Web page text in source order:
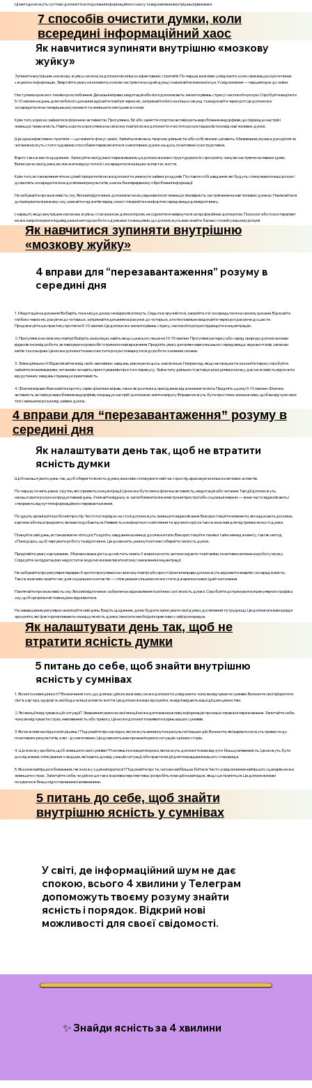
Ці методи можуть суттєво допомогти в подоланні інформаційного хаосу та відновленні внутрішньої рівноваги.
7 способів очистити думки, коли
всередині інформаційний хаос
Як навчитися зупиняти внутрішню «мозкову
жуйку»
Зупинити внутрішню «мозкову жуйку» можна за допомогою кількох ефективних стратегій. По-перше, важливо усвідомити, коли саме ваш розум починає
«жувати» інформацію. Звертайте увагу на моменти, коли ви застряєте на одній думці, і намагайтеся визнати це. Усвідомлення — перший крок до зміни.
Наступним кроком є техніки розслаблення. Дихальні вправи, медитація або йога допомагають знизити рівень стресу і заспокоїти розум. Спробуйте виділити
5-10 хвилин на день для глибокого дихання: вдіхайте повітря через ніс, затримайте його на кілька секунд та видихайте через рот. Це допоможе
зосередитися на теперішньому моменті та зменшити метушню в голові.
Крім того, корисно займатися фізичною активністю. Прогулянки, біг або заняття спортом активізують вироблення ендорфінів, що підвищує настрій і
зменшує тривожність. Навіть коротка прогулянка на свіжому повітрі може допомогти очистити розум і відволіктися від нав'язливих думок.
Ще одна ефективна стратегія — це змінити фокус уваги. Займіться якоюсь творчою діяльністю або хобі, яке вас цікавить. Малювання, музика, рукоділля чи
читання можуть стати чудовими способами переключитися з негативних думок на щось позитивне і конструктивне.
Варто також вести щоденник. Записуйте свої думки і переживання, це допоможе вам структурувати їх і зрозуміти, чому ви застрягли на певних ідеях.
Виписуючи свої думки, ви зможете відпустити їх і зосередитися на інших аспектах життя.
Крім того, встановлення чітких цілей і пріоритетів може допомогти уникнути зайвих роздумів. Поставте собі завдання, які будуть стимулювати ваш розум і
дозволять зосередитися на досягненні результатів, а не на безперервному обробленні інформації.
Не забувайте про важливість сну. Якісний відпочинок допомагає мозку відновитися і зменшує ймовірність застрягання на нав'язливих думках. Намагайтеся
дотримуватися режиму сну, уникайте гаджетів перед сном і створюйте комфортне середовище для відпочинку.
І, нарешті, якщо внутрішня «мозкова жуйка» стає важкою для контролю, не соромтеся звернутися за професійною допомогою. Психолог або психотерапевт
може запропонувати індивідуальні методи роботи з думками та емоціями, що допоможуть вам знайти баланс і спокій у вашому розумі.
Як навчитися зупиняти внутрішню
«мозкову жуйку»
4 вправи для “перезавантаження” розуму в
середині дня
1. Медитація на дихання: Виберіть тихе місце, де вас не відволікатимуть. Сядьте в зручній позі, закрийте очі і зосередьтеся на своєму диханні. Вдихайте
глибоко через ніс, рахуючи до чотирьох, затримайте дихання на рахунок до чотирьох, а потім повільно видихайте через рот, рахуючи до шести.
Продовжуйте цю практику протягом 5-10 хвилин. Це допоможе знизити рівень стресу, заспокоїти розум і підвищити концентрацію.
2. Прогулянка на свіжому повітрі: Вийдіть на вулицю, навіть якщо це всього лише на 10-15 хвилин. Прогулянка в парку або серед природи допоможе вам
відволіктися від роботи, активізувати кровообіг і отримати нові враження. Приділіть увагу деталям навколишнього середовища: звукам птахів, запахам
квітів та кольорам. Це може допомогти вам очистити розум і повернутися до роботи з новими силами.
3. Зміна діяльності: Відволікайтеся від своїх звичайних завдань, виконуючи щось зовсім інше. Наприклад, якщо ви працюєте за комп’ютером, спробуйте
зайнятися малюванням, читанням чи навіть приготуванням простого перекусу. Зміна типу діяльності активує різні ділянки мозку, дає можливість відпочити
від рутинних завдань і підвищує креативність.
4. Фізичні вправи: Виконайте коротку серію фізичних вправ, таких як розтяжка, присідання, віджимання чи йога. Приділіть цьому 5-10 хвилин. Фізична
активність активізує вироблення ендорфінів, покращує настрій і допомагає зняти напругу. Вправи можуть бути простими, але важливо, щоб ви відчули своє
тіло і звільнили розум від зайвих думок.
4 вправи для “перезавантаження” розуму в
середині дня
Як налаштувати день так, щоб не втратити
ясність думки
Щоб налаштувати день так, щоб зберегти ясність думки, важливо спланувати свій час і простір, враховуючи кілька ключових аспектів.
По-перше, почніть ранок з рутин, які сприяють концентрації. Це може бути легка фізична активність, медитація або читання. Такі дії допоможуть
налаштувати розум на продуктивний день. Уникайте відразу ж заглиблюватися в електронні пристрої або соціальні мережі — вони часто відволікають і
створюють відчуття інформаційного перевантаження.
По-друге, організуйте робочий простір. Чистота і порядок на столі допоможуть зменшити відволікання. Використовуйте елементи, які надихають: рослини,
картини або інші предмети, які вам подобаються. Наявність комфортного освітлення та зручного крісла також важливі для підтримки ясності думки.
Плануйте свій день, встановлюючи чіткі цілі. Розділіть завдання на менші, досяжні етапи. Використовуйте техніки тайм-менеджменту, такі як метод
«Помодоро», щоб чергувати роботу та відпочинок. Це дозволить уникнути втоми і зберегти свіжість думок.
Приділяйте увагу харчуванню. Збалансована дієта, що містить омега-3 жирні кислоти, антиоксиданти та вітаміни, позитивно вплине на роботу мозку.
Слідкуйте за гідратацією: недостаток води може викликати втому і зниження концентрації.
Не забувайте про регулярні перерви. Короткі прогулянки на свіжому повітрі або прості фізичні вправи допоможуть відновити енергію і зосередженість.
Також важливо знайти час для соціальних контактів — спілкування з іншими може стати джерелом нових ідей і натхнення.
Пам’ятайте про важливість сну. Якісний відпочинок забезпечує відновлення психічних сил і ясність думки. Спробуйте дотримуватися регулярного графіка
сну, щоб організм міг повноцінно відновитися.
На завершення, регулярно аналізуйте свій день. Ведіть щоденник, де ви будете записувати свої думки, досягнення та труднощі. Це допоможе вам краще
зрозуміти, які фактори впливають на вашу ясність думки, і вносити необхідні корективи у свій розпорядок.
Як налаштувати день так, щоб не
втратити ясність думки
5 питань до себе, щоб знайти внутрішню
ясність у сумнівах
1. Які мої основні цінності? Визначення того, що для вас дійсно важливо, може допомогти усвідомити, чому ви відчуваєте сумніви. Визначте свої пріоритети:
сім'я, кар'єра, здоров'я, свобода чи інші аспекти життя. Це допоможе вам зрозуміти, чи відповідають ваші дії цим цінностям.
2. Які емоції я відчуваю в цій ситуації? Звернення уваги на свої емоції може дати вам важливу інформацію про ваші справжні переживання. Запитайте себе,
чому ви відчуваєте страх, невпевненість або тривогу. Це може допомогти виявити корінь ваших сумнівів.
3. Які можливі наслідки моїх рішень? Подумайте про наслідки, які можуть виникнути в результаті ваших дій. Визначте, які варіанти можуть привести до
позитивних результатів, а які - до негативних. Це дозволить вам проаналізувати ситуацію з різних сторін.
4. Що я можу зробити, щоб зменшити свої сумніви? Розгляньте конкретні кроки, які можуть допомогти вам відчути більшу впевненість. Це можуть бути
дослідження, спілкування з людьми, які мають досвід у вашій ситуації, або практичні дії для покращення вашого становища.
5. Яка моя найгірша побоювання, і як я можу з цим впоратися? Подумайте про те, чого ви найбільше боїтеся. Часто усвідомлення найгіршого сценарію може
зменшити страх. Запитайте себе, чи дійсно це така жахлива перспектива, і розробіть план дій на випадок, якщо це трапиться. Це допоможе вам
почуватися більш підготовленими і впевненими.
5 питань до себе, щоб знайти
внутрішню ясність у сумнівах
У світі, де інформаційний шум не дає
спокою, всього 4 хвилини у Телеграм
допоможуть твоєму розуму знайти
ясність і порядок. Відкрий нові
можливості для своєї свідомості.
✨ Знайди ясність за 4 хвилини